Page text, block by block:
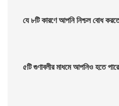
যে ৮টি কারণে আপনি নিশ্চল বোধ
৫টি গুণাবলীর মাধমে আপনিও হতে